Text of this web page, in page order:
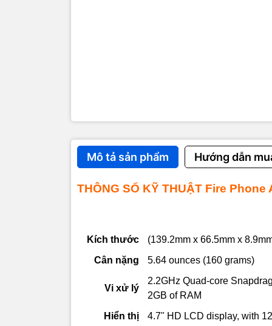
Mô tả sản phẩm Hướng dẫn
THÔNG SỐ KỸ THUẬT Fire Phone
Kích thước
(139.2mm x 66.5mm x
Cân nặng
5.64 ounces (160 grams)
Vi xử lý
2.2GHz Quad-core
2GB of RAM
Hiển thị
4.7" HD LCD display, with
Amazon
hiện nay.
800,